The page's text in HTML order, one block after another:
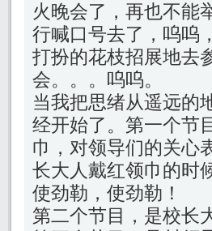
火晚会了，再也不能
行喊口号去了，呜呜
打扮的花枝招展地去
会。。。呜呜。
当我把思绪从遥远的
经开始了。第一个节
巾，对领导们的关心
长大人戴红领巾的时
使劲勒，使劲勒！
第二个节目，是校长